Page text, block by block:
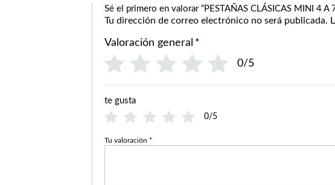
Sé el primero en valorar “PESTAÑAS CLÁSICAS MINI 4 A
Tu dirección de correo electrónico no será publicada.
Valoración general *
0/5
te gusta
0/5
Tu valoración *